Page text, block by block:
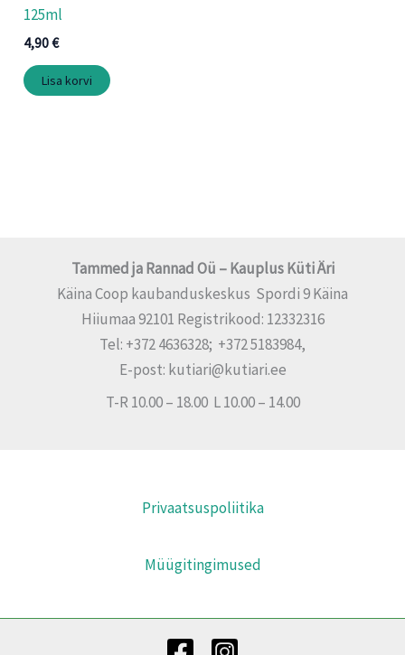
125ml
4,90€
Lisa korvi
Tammed ja Rannad Oü – Kauplus Küti Äri
Käina Coop kaubanduskeskus Spordi 9 Käina
Hiiumaa 92101 Registrikood: 12332316
Tel: +372 4636328; +372 5183984,
E-post: kutiari@kutiari.ee
T-R 10.00 – 18.00 L 10.00 – 14.00
Privaatsuspoliitika
Müügitingimused